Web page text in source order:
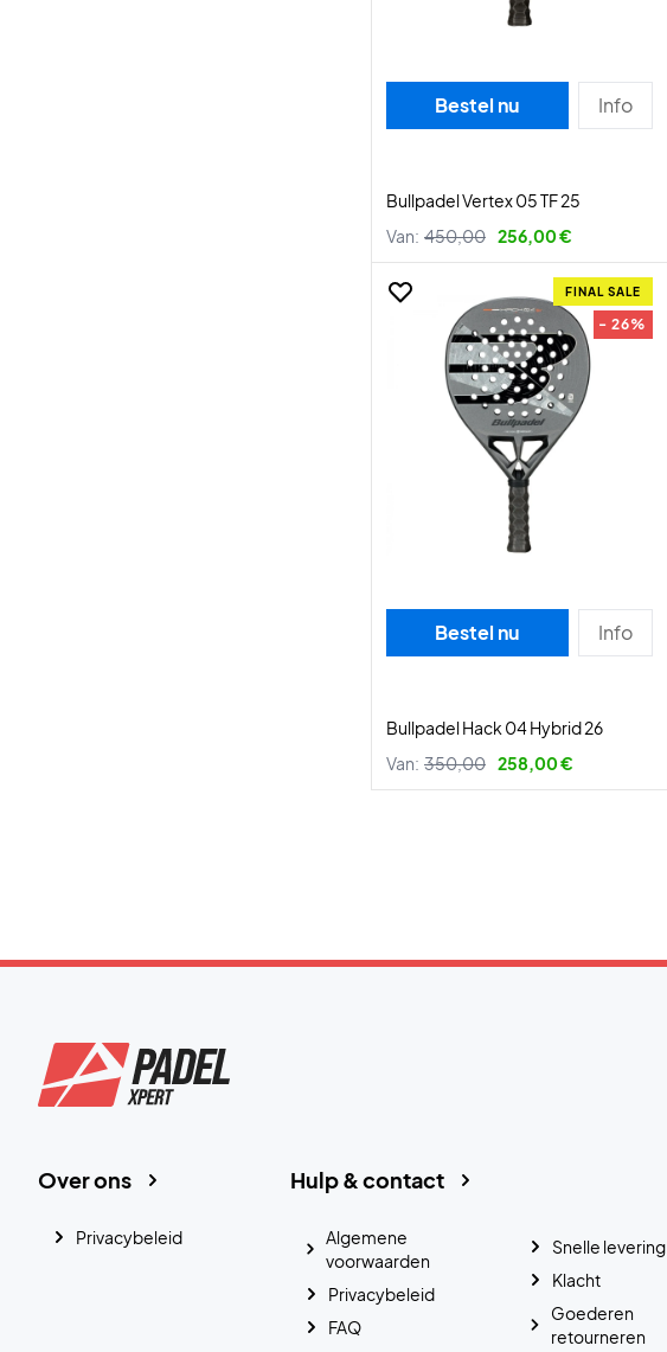
Bestel nu Info
Bullpadel Vertex 05 TF 25
Van: 450,00 256,00 €
FINAL SALE
- 26%
Bestel nu Info
Bullpadel Hack 04 Hybrid 26
Van: 350,00 258,00 €
Hulp & contact
Algemene
voorwaarden
Privacybeleid
FAQ
Snelle levering
Klacht
Goederen
retourneren
Over ons
Privacybeleid